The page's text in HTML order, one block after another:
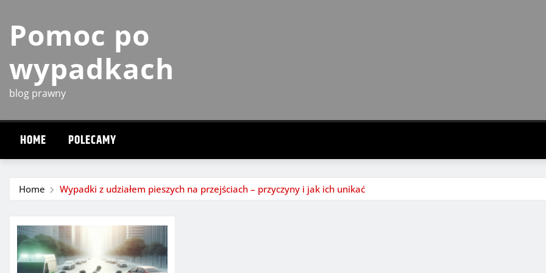
content
Pomoc po
wypadkach
blog prawny
HOME POLECAMY
Home Wypadki z udziałem pieszych na przejściach – przyczyny i jak ich unikać